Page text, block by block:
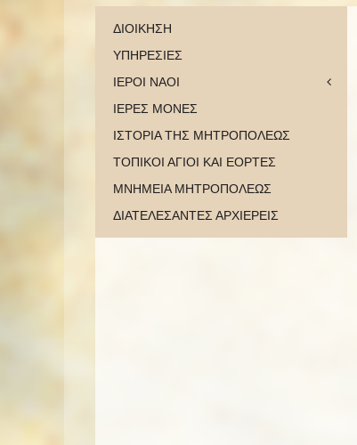
ΔΙΟΙΚΗΣΗ
ΥΠΗΡΕΣΙΕΣ
ΙΕΡΟΙ ΝΑΟΙ
ΙΕΡΕΣ ΜΟΝΕΣ
ΙΣΤΟΡΙΑ ΤΗΣ ΜΗΤΡΟΠΟΛΕΩΣ
ΤΟΠΙΚΟΙ ΑΓΙΟΙ ΚΑΙ ΕΟΡΤΕΣ
ΜΝΗΜΕΙΑ ΜΗΤΡΟΠΟΛΕΩΣ
ΔΙΑΤΕΛΕΣΑΝΤΕΣ ΑΡΧΙΕΡΕΙΣ